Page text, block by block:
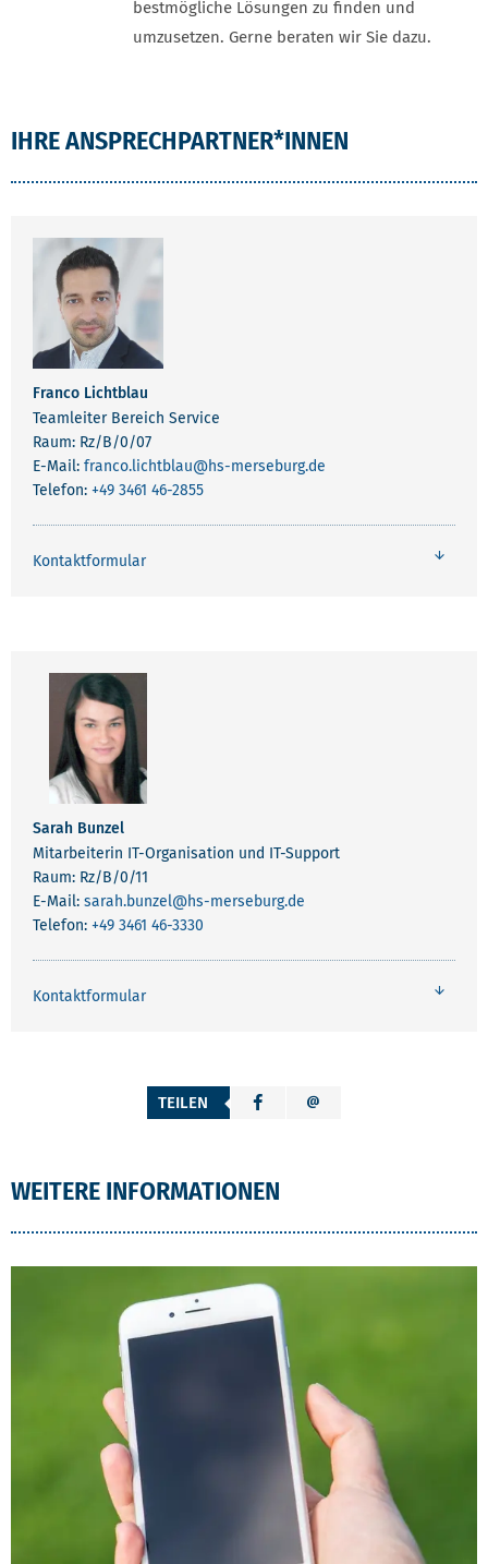
bestmögliche Lösungen zu finden und
umzusetzen. Gerne beraten wir Sie dazu.
IHRE ANSPRECHPARTNER*INNEN
Franco Lichtblau
Teamleiter Bereich Service
Raum: Rz/B/0/07
E-Mail: franco.lichtblau@hs-merseburg.de
Telefon: +49 3461 46-2855
Kontaktformular
Sarah Bunzel
Mitarbeiterin IT-Organisation und IT-Support
Raum: Rz/B/0/11
E-Mail: sarah.bunzel@hs-merseburg.de
Telefon: +49 3461 46-3330
Kontaktformular
TEILEN
WEITERE INFORMATIONEN